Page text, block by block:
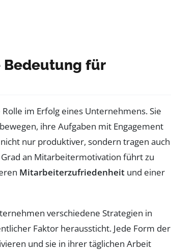
für
im Erfolg eines Unternehmens. Sie
ihre Aufgaben mit Engagement
nur produktiver, sondern tragen auch
an Mitarbeitermotivation führt zu
Mitarbeiterzufriedenheit und einer
verschiedene Strategien in
Faktor heraussticht. Jede Form der
und sie in ihrer täglichen Arbeit